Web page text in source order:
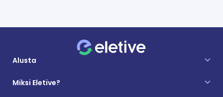
Alusta
Miksi Eletive?